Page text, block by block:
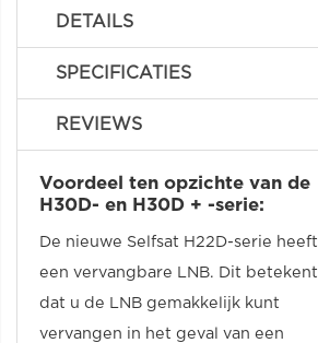
DETAILS
SPECIFICATIES
REVIEWS
Voordeel ten opzichte van de
H30D- en H30D + -serie:
De nieuwe Selfsat H22D-serie heeft
een vervangbare LNB. Dit betekent
dat u de LNB gemakkelijk kunt
vervangen in het geval van een